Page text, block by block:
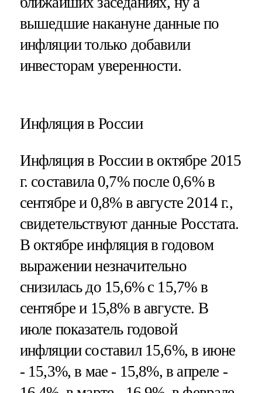
вышедшие накануне данные по
инфляции только добавили
инвесторам уверенности.
Инфляция в России
Инфляция в России в октябре 2015
г. составила 0,7% после 0,6% в
сентябре и 0,8% в августе 2014 г.,
свидетельствуют данные Росстата.
В октябре инфляция в годовом
выражении незначительно
снизилась до 15,6% с 15,7% в
сентябре и 15,8% в августе. В
июле показатель годовой
инфляции составил 15,6%, в июне
- 15,3%, в мае - 15,8%, в апреле -